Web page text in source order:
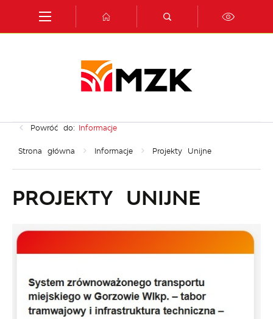
Przejdź do wyszukiwarki.
Przejdź do ustawień wielkości czcionki.
Włącz wersję kontrastową strony.
Powróć do: Informacje
Strona główna Informacje Projekty Unijne
PROJEKTY UNIJNE